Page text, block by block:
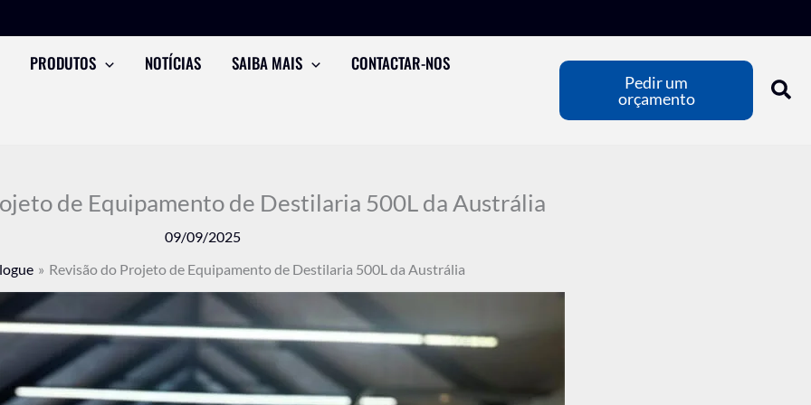
PRODUTOS NOTÍCIAS SAIBA MAIS CONTACTAR-NOS
Pedir um
orçamento
de Equipamento de Destilaria 500L da Austrália
09/09/2025
Revisão do Projeto de Equipamento de Destilaria 500L da Austrália